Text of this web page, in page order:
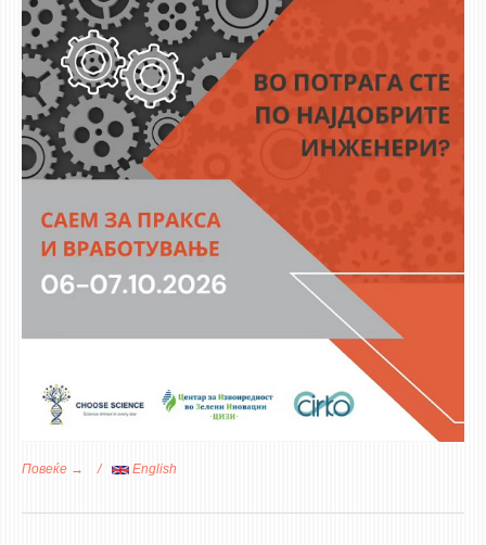
Повеќе за Саем за пракса и вработување 2026
English